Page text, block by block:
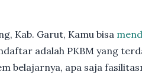
Kab. Garut, Kamu bisa
adalah PKBM yang
belajarnya, apa saja